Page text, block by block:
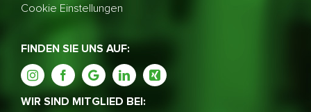
Cookie Einstellungen
FINDEN SIE UNS AUF:
WIR SIND MITGLIED BEI: